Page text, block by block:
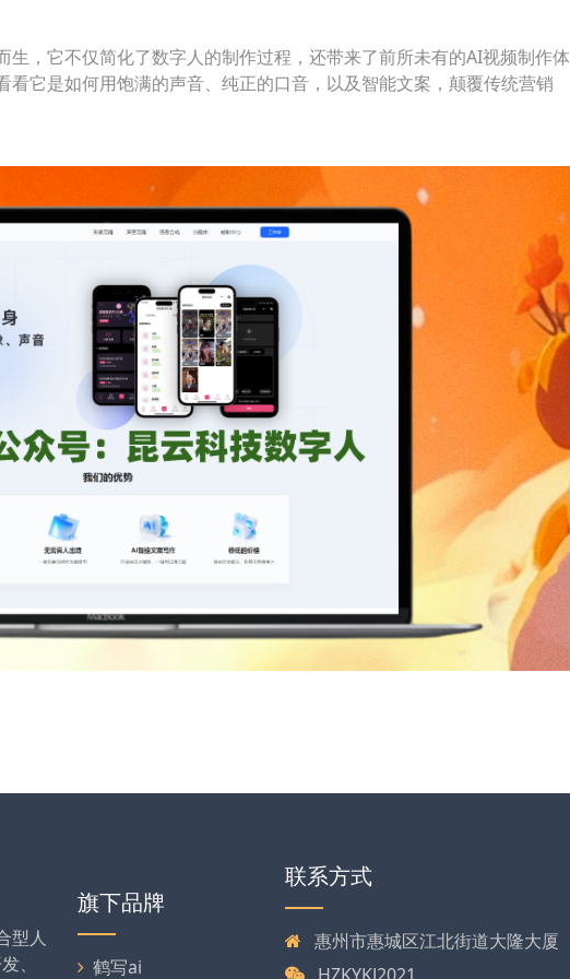
，它不仅简化了数字人的制作过程，还带来了前所未有的AI视频制作体
它是如何用饱满的声音、纯正的口音，以及智能文案，颠覆传统营销
型人
、
旗下品牌
鹤写ai
联系方式
惠州市惠城区江北街道大隆大厦